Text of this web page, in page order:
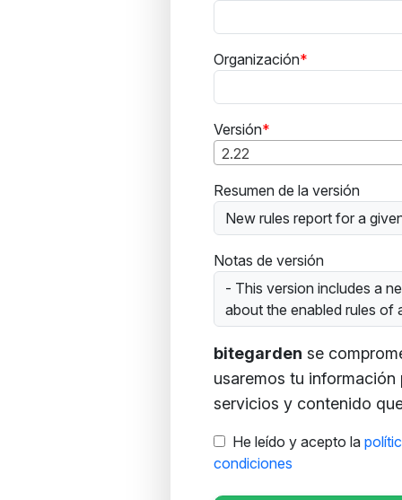
Organización
Versión
2.22
Resumen de la versión
New rules report for a
Notas de versión
- This version includes a
about the enabled rules of
bitegarden se
usaremos tu
servicios y contenido
He leído y acepto la
condiciones